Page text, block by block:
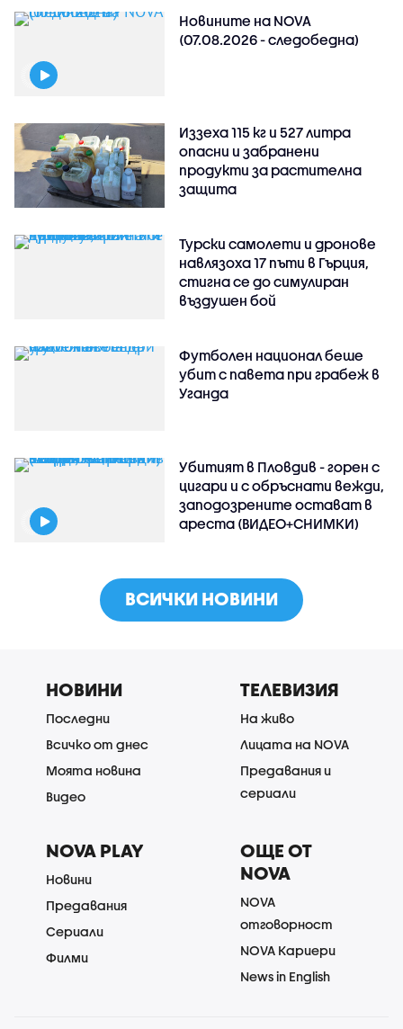
Новините на NOVA
(07.08.2026 - следобедна)
Иззеха 115 кг и 527 литра
опасни и забранени
продукти за растителна
защита
Турски самолети и дронове
навлязоха 17 пъти в Гърция,
стигна се до симулиран
въздушен бой
Футболен национал беше
убит с павета при грабеж в
Уганда
Убитият в Пловдив - горен с
цигари и с обръснати вежди,
заподозрените остават в
ареста (ВИДЕО+СНИМКИ)
ВСИЧКИ НОВИНИ
НОВИНИ
Последни
Всичко от днес
Моята новина
Видео
ТЕЛЕВИЗИЯ
На живо
Лицата на NOVA
Предавания и
сериали
NOVA PLAY
Новини
Предавания
Сериали
Филми
ОЩЕ ОТ
NOVA
NOVA
отговорност
NOVA Кариери
News in English